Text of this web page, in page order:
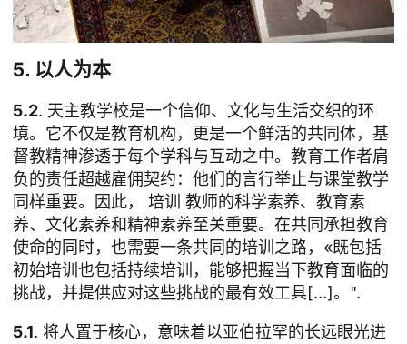
5. 以人为本
5.2. 天主教学校是一个信仰、文化与生活交织的环
境。它不仅是教育机构，更是一个鲜活的共同体，基
督教精神渗透于每个学科与互动之中。教育工作者肩
负的责任超越雇佣契约：他们的言行举止与课堂教学
同样重要。因此， 培训 教师的科学素养、教育素
养、文化素养和精神素养至关重要。在共同承担教育
使命的同时，也需要一条共同的培训之路，«既包括
初始培训也包括持续培训，能够把握当下教育面临的
挑战，并提供应对这些挑战的最有效工具[...]。".
5.1. 将人置于核心，意味着以亚伯拉罕的长远眼光进